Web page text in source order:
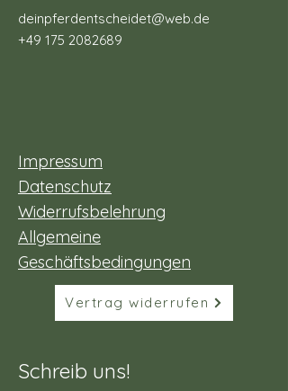
deinpferdentscheidet@web.de
+49 175 2082689
Impressum
Datenschutz
Widerrufsbelehrung
Allgemeine
Geschäftsbedingungen
Vertrag widerrufen
Schreib uns!